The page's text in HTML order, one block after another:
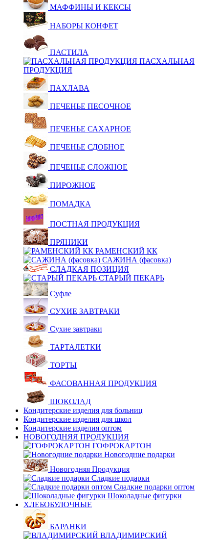
МАФФИНЫ И КЕКСЫ
НАБОРЫ КОНФЕТ
ПАСТИЛА
ПАСХАЛЬНАЯ
ПРОДУКЦИЯ
ПАХЛАВА
ПЕЧЕНЬЕ ПЕСОЧНОЕ
ПЕЧЕНЬЕ САХАРНОЕ
ПЕЧЕНЬЕ СДОБНОЕ
ПЕЧЕНЬЕ СЛОЖНОЕ
ПИРОЖНОЕ
ПОМАДКА
ПОСТНАЯ ПРОДУКЦИЯ
ПРЯНИКИ
РАМЕНСКИЙ КК
САЖИНА (фасовка)
СЛАДКАЯ ПОЗИЦИЯ
СТАРЫЙ ПЕКАРЬ
Суфле
СУХИЕ ЗАВТРАКИ
Сухие завтраки
ТАРТАЛЕТКИ
ТОРТЫ
ФАСОВАННАЯ ПРОДУКЦИЯ
ШОКОЛАД
Кондитерские изделия для больниц
Кондитерские изделия для школ
Кондитерские изделия оптом
НОВОГОДНЯЯ ПРОДУКЦИЯ
ГОФРОКАРТОН
Новогодние подарки
Новогодняя Продукция
Сладкие подарки
Сладкие подарки оптом
Шоколадные фигурки
ХЛЕБОБУЛОЧНЫЕ
БАРАНКИ
ВЛАДИМИРСКИЙ